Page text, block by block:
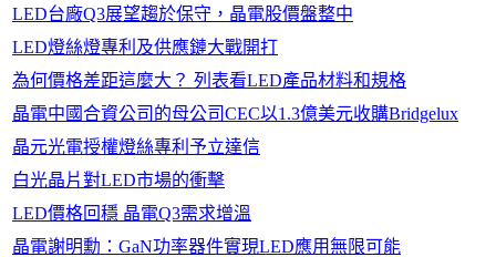
LED台廠Q3展望趨於保守，晶電股價盤整中
LED燈絲燈專利及供應鏈大戰開打
為何價格差距這麼大？ 列表看LED產品材料和規格
晶電中國合資公司的母公司CEC以1.3億美元收購Bridgelux
晶元光電授權燈絲專利予立達信
白光晶片對LED市場的衝擊
LED價格回穩 晶電Q3需求增溫
晶電謝明勳：GaN功率器件實現LED應用無限可能